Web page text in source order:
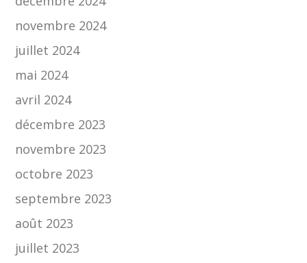
novembre 2024
juillet 2024
mai 2024
avril 2024
décembre 2023
novembre 2023
octobre 2023
septembre 2023
août 2023
juillet 2023